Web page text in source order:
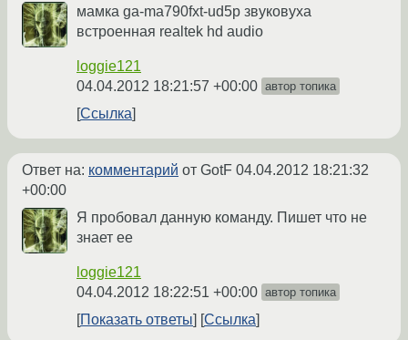
мамка ga-ma790fxt-ud5p звуковуха
встроенная realtek hd audio
loggie121
04.04.2012 18:21:57 +00:00 автор топика
Ссылка
Ответ на: комментарий от GotF 04.04.2012 18:21:32
+00:00
Я пробовал данную команду. Пишет что не
знает ее
loggie121
04.04.2012 18:22:51 +00:00 автор топика
Показать ответы Ссылка